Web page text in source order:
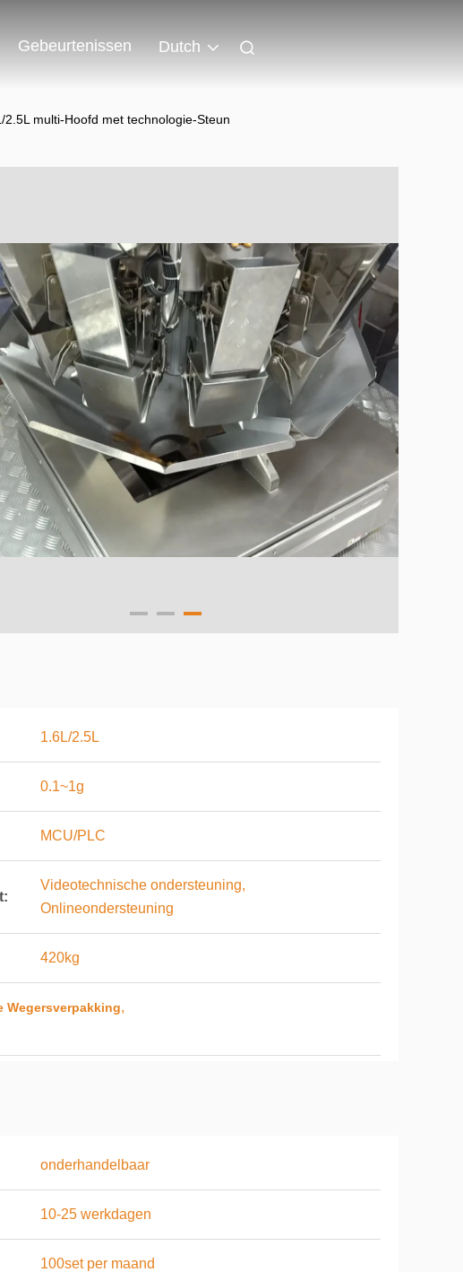
Gebeurtenissen Dutch
multi-Hoofd met technologie-Steun
1.6L/2.5L
0.1~1g
MCU/PLC
Videotechnische ondersteuning,
Onlineondersteuning
420kg
Wegersverpakking,
onderhandelbaar
10-25 werkdagen
100set per maand